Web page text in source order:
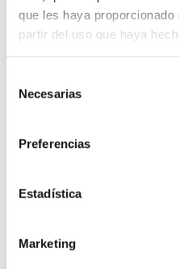
que les haya proporcionado
partir del uso que haya
Necesarias
Preferencias
Estadística
Marketing
digital a ESET NOD 32,
ataque en vacaciones
EnSystem Network
15 años de experiencia,
negocio.Telefonía
Business
; siempre con
través de nuestro email: